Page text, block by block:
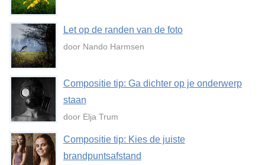
Let op de randen van de foto
door Nando Harmsen
Compositie tip: Ga dichter op je onderwerp
staan
door Elja Trum
Compositie tip: Kies de juiste
brandpuntsafstand